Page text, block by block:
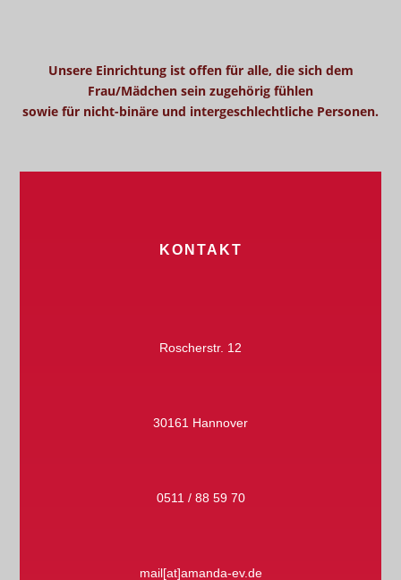
Unsere Einrichtung ist offen für alle, die sich dem
Frau/Mädchen sein zugehörig fühlen
sowie für nicht-binäre und intergeschlechtliche Personen.
KONTAKT
Roscherstr. 12
30161 Hannover
0511 / 88 59 70
mail[at]amanda-ev.de